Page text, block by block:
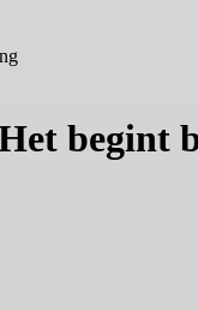
begint